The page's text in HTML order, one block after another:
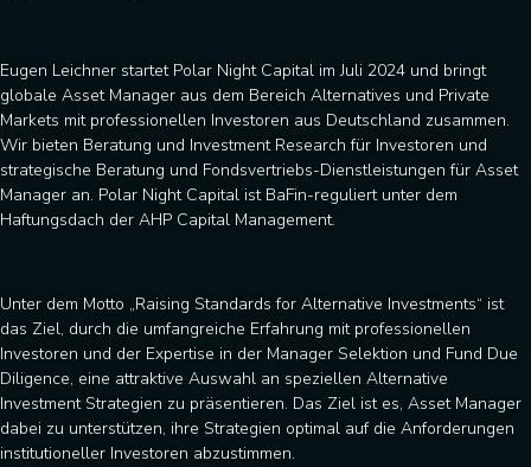
Eugen Leichner startet Polar Night Capital im Juli 2024 und bringt
globale Asset Manager aus dem Bereich Alternatives und Private
Markets mit professionellen Investoren aus Deutschland zusammen.
Wir bieten Beratung und Investment Research für Investoren und
strategische Beratung und Fondsvertriebs-Dienstleistungen für Asset
Manager an. Polar Night Capital ist BaFin-reguliert unter dem
Haftungsdach der AHP Capital Management.
Unter dem Motto „Raising Standards for Alternative Investments“ ist
das Ziel, durch die umfangreiche Erfahrung mit professionellen
Investoren und der Expertise in der Manager Selektion und Fund Due
Diligence, eine attraktive Auswahl an speziellen Alternative
Investment Strategien zu präsentieren. Das Ziel ist es, Asset Manager
dabei zu unterstützen, ihre Strategien optimal auf die Anforderungen
institutioneller Investoren abzustimmen.